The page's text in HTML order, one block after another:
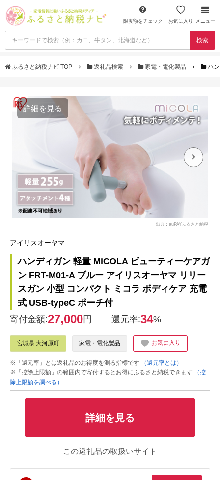
限度額をチェック お気に入り メニュー
検索
ふるさと納税ナビ TOP 返礼品検索 家電・電化製品 ハ
詳細を見る
出典：auPAYふるさと納税
アイリスオーヤマ
ハンディガン 軽量 MiCOLA ビューティーケアガ
ン FRT-M01-A ブルー アイリスオーヤマ リリー
スガン 小型 コンパクト ミコラ ボディケア 充電
式 USB-typeC ポーチ付
寄付金額:27,000円 還元率:34%
宮城県 大河原町 家電・電化製品 お気に入り
※「還元率」とは返礼品のお得度を測る指標です
（還元率とは）
※「控除上限額」の範囲内で寄付するとお得にふるさと納税できます
（控
除上限額を調べる）
詳細を見る
この返礼品の取扱いサイト